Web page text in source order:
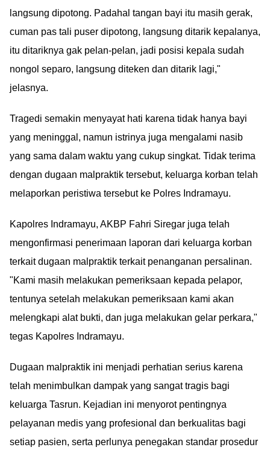
langsung dipotong. Padahal tangan bayi itu masih gerak,
cuman pas tali puser dipotong, langsung ditarik kepalanya,
itu ditariknya gak pelan-pelan, jadi posisi kepala sudah
nongol separo, langsung diteken dan ditarik lagi,"
jelasnya.
Tragedi semakin menyayat hati karena tidak hanya bayi
yang meninggal, namun istrinya juga mengalami nasib
yang sama dalam waktu yang cukup singkat. Tidak terima
dengan dugaan malpraktik tersebut, keluarga korban telah
melaporkan peristiwa tersebut ke Polres Indramayu.
Kapolres Indramayu, AKBP Fahri Siregar juga telah
mengonfirmasi penerimaan laporan dari keluarga korban
terkait dugaan malpraktik terkait penanganan persalinan.
"Kami masih melakukan pemeriksaan kepada pelapor,
tentunya setelah melakukan pemeriksaan kami akan
melengkapi alat bukti, dan juga melakukan gelar perkara,"
tegas Kapolres Indramayu.
Dugaan malpraktik ini menjadi perhatian serius karena
telah menimbulkan dampak yang sangat tragis bagi
keluarga Tasrun. Kejadian ini menyorot pentingnya
pelayanan medis yang profesional dan berkualitas bagi
setiap pasien, serta perlunya penegakan standar prosedur